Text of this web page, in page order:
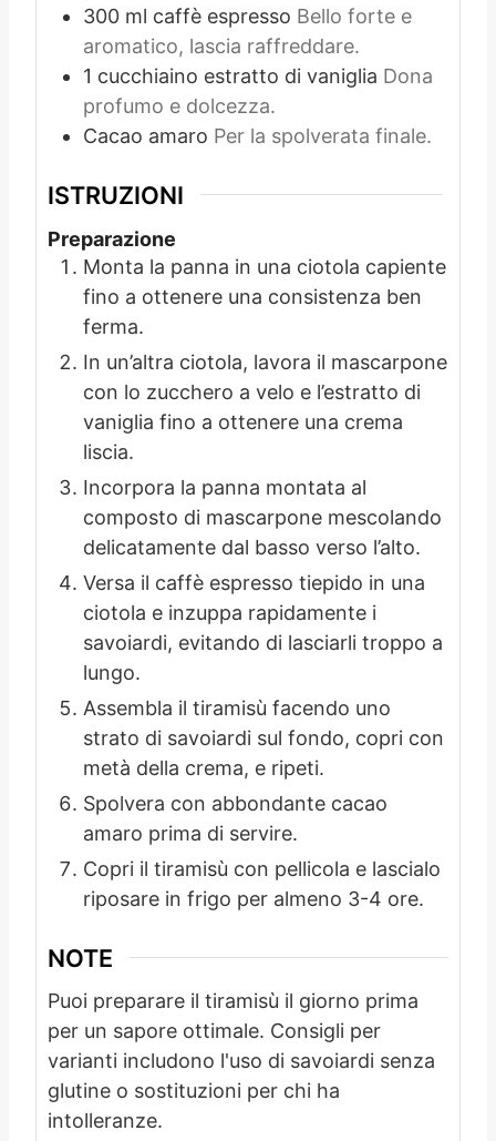
300 ml caffè espresso Bello forte e
aromatico, lascia raffreddare.
1 cucchiaino estratto di vaniglia Dona
profumo e dolcezza.
Cacao amaro Per la spolverata finale.
ISTRUZIONI
Preparazione
Monta la panna in una ciotola capiente
fino a ottenere una consistenza ben
ferma.
In un’altra ciotola, lavora il mascarpone
con lo zucchero a velo e l’estratto di
vaniglia fino a ottenere una crema
liscia.
Incorpora la panna montata al
composto di mascarpone mescolando
delicatamente dal basso verso l’alto.
Versa il caffè espresso tiepido in una
ciotola e inzuppa rapidamente i
savoiardi, evitando di lasciarli troppo a
lungo.
Assembla il tiramisù facendo uno
strato di savoiardi sul fondo, copri con
metà della crema, e ripeti.
Spolvera con abbondante cacao
amaro prima di servire.
Copri il tiramisù con pellicola e lascialo
riposare in frigo per almeno 3-4 ore.
NOTE
Puoi preparare il tiramisù il giorno prima
per un sapore ottimale. Consigli per
varianti includono l'uso di savoiardi senza
glutine o sostituzioni per chi ha
intolleranze.